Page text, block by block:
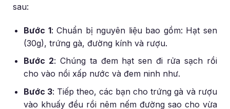
sau:
Bước 1: Chuẩn bị nguyên liệu bao gồm: Hạt sen
(30g), trứng gà, đường kính và rượu.
Bước 2: Chúng ta đem hạt sen đi rửa sạch rồi
cho vào nồi xấp nước và đem ninh như.
Bước 3: Tiếp theo, các bạn cho trứng gà và rượu
vào khuấy đều rồi nêm nếm đường sao cho vừa